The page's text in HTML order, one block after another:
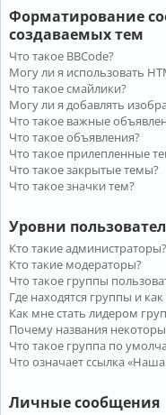
Форматирование
создаваемых тем
Что такое BBCode?
Могу ли я использовать
Что такое смайлики?
Могу ли я добавлять
Что такое важные
Что такое объявления?
Что такое прилепленные
Что такое закрытые темы?
Что такое значки тем?
Уровни
Кто такие администраторы?
Кто такие модераторы?
Что такое группы
Где находятся группы и
Как мне стать лидером
Почему названия
Что такое группа по
Что означает ссылка
Личные сообщения